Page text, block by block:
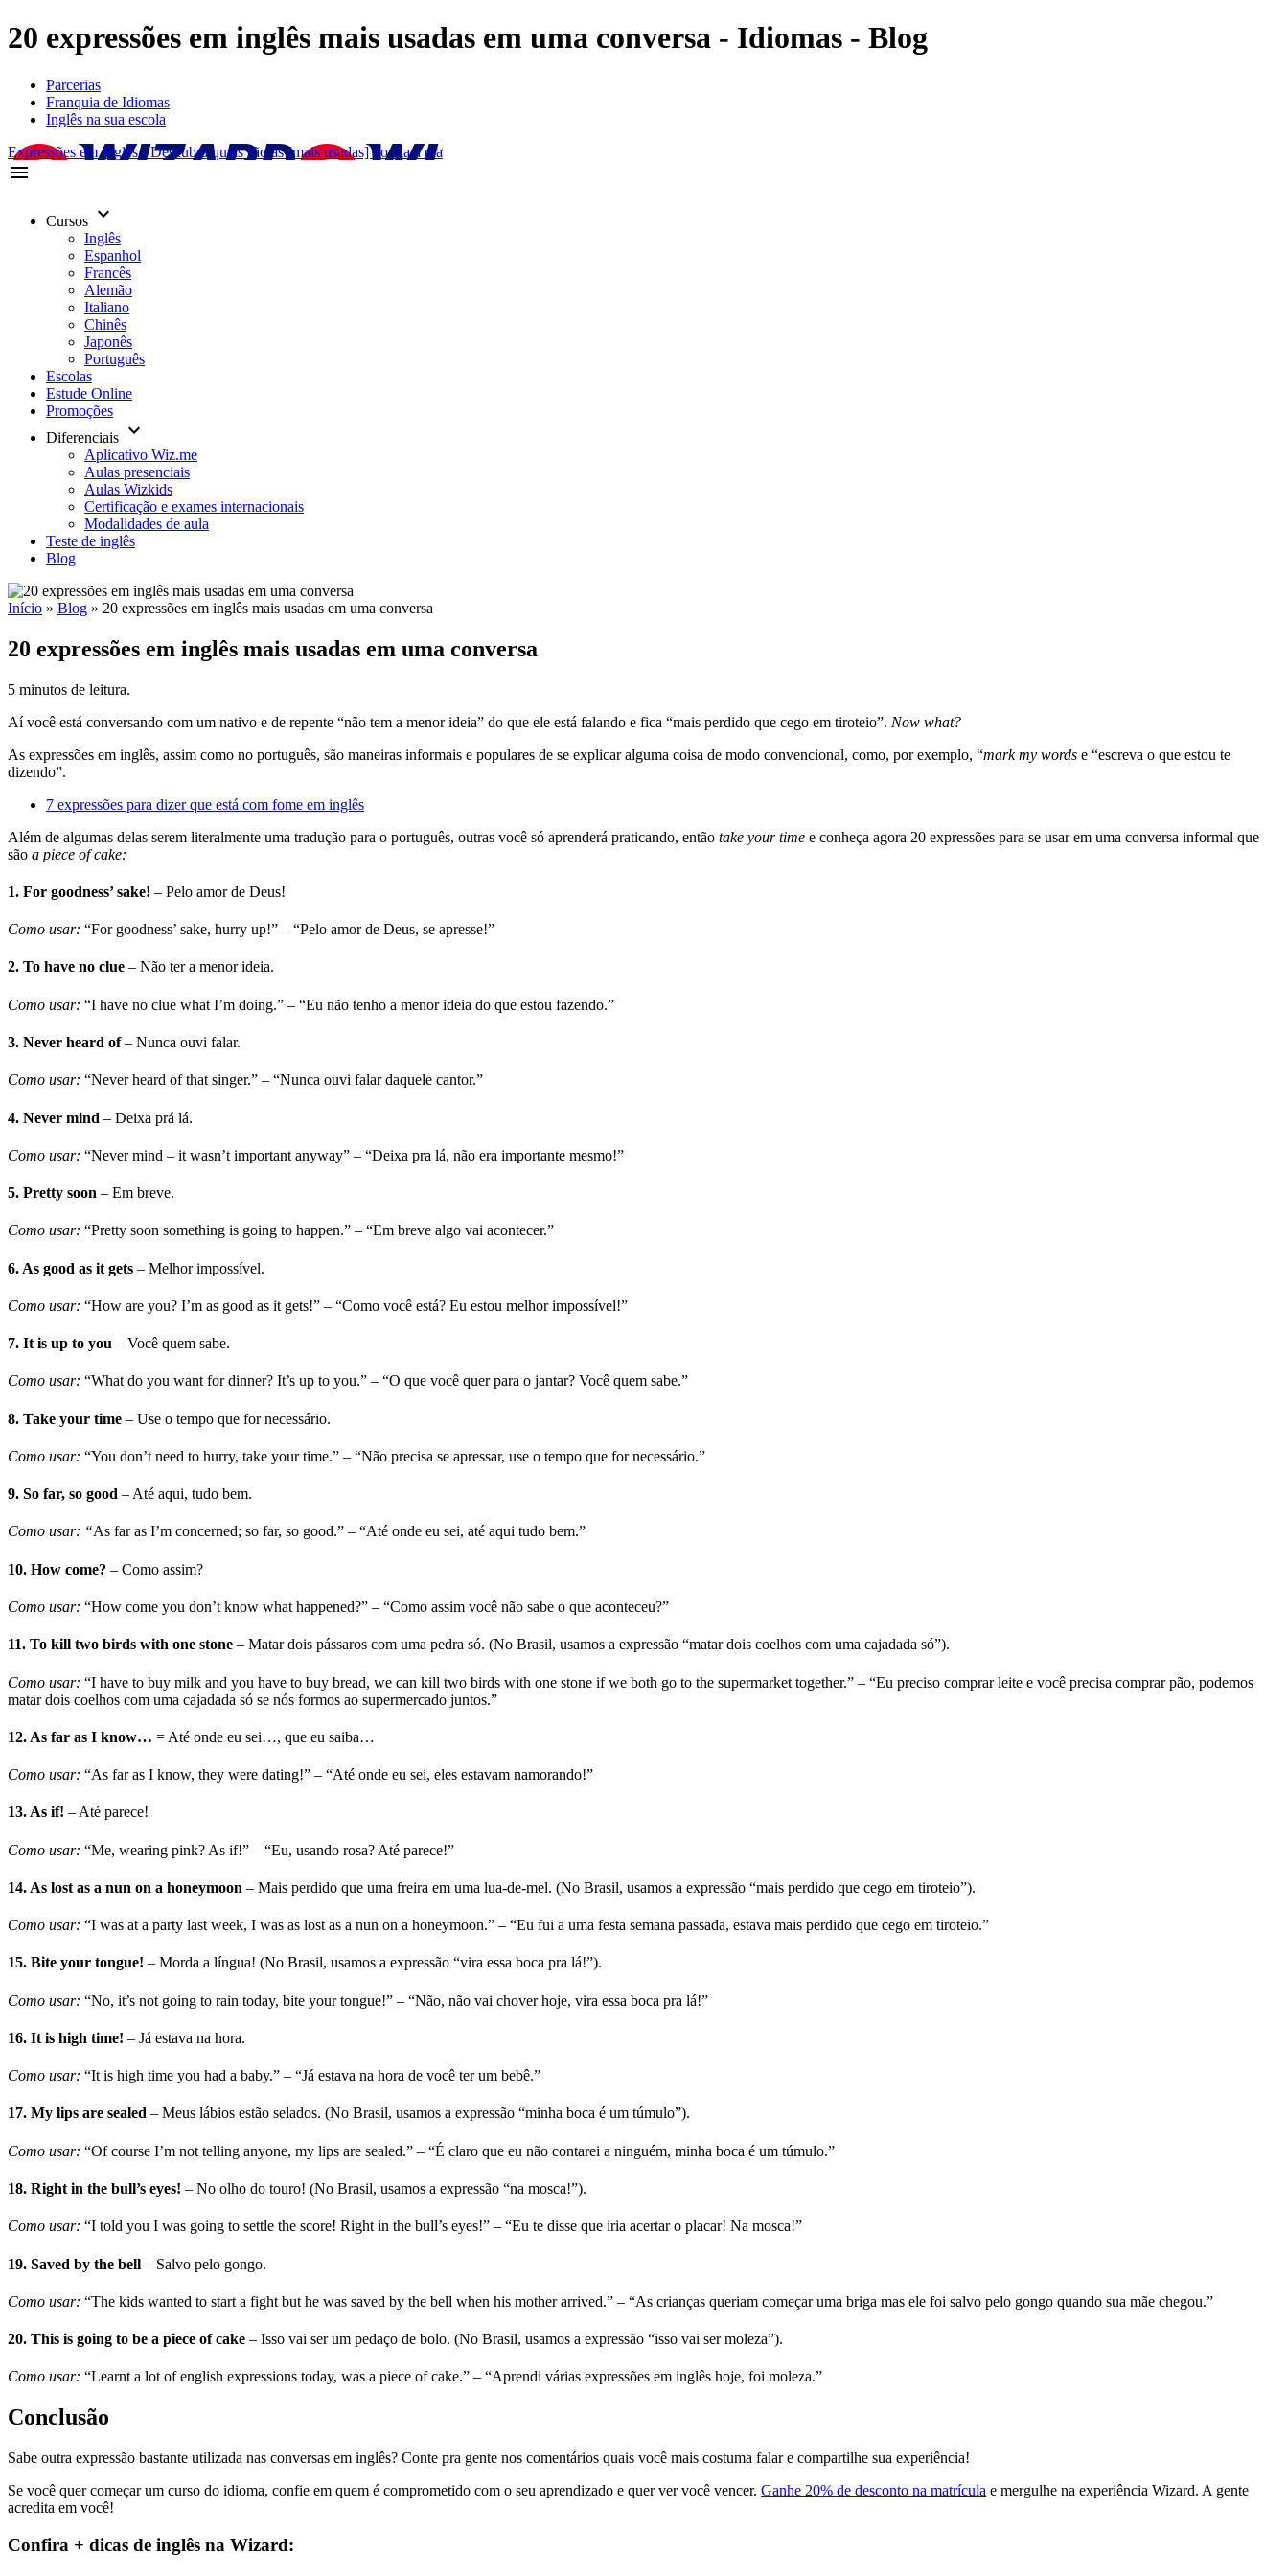
20 expressões em inglês mais usadas em uma conversa - Idiomas - Blog
Parcerias
Franquia de Idiomas
Inglês na sua escola
Expressões em Inglês - Descubra quais são as [mais usadas] no dia a dia
menu
Cursos keyboard_arrow_down
Inglês
Espanhol
Francês
Alemão
Italiano
Chinês
Japonês
Português
Escolas
Estude Online
Promoções
Diferenciais keyboard_arrow_down
Aplicativo Wiz.me
Aulas presenciais
Aulas Wizkids
Certificação e exames internacionais
Modalidades de aula
Teste de inglês
Blog
Início » Blog » 20 expressões em inglês mais usadas em uma conversa
20 expressões em inglês mais usadas em uma conversa
5 minutos de leitura.
Aí você está conversando com um nativo e de repente “não tem a menor ideia” do que ele está falando e fica “mais perdido que cego em tiroteio”. Now what?
As expressões em inglês, assim como no português, são maneiras informais e populares de se explicar alguma coisa de modo convencional, como, por exemplo, “mark my words e “escreva o que estou te
dizendo”.
7 expressões para dizer que está com fome em inglês
Além de algumas delas serem literalmente uma tradução para o português, outras você só aprenderá praticando, então take your time e conheça agora 20 expressões para se usar em uma conversa informal que
são a piece of cake:
1. For goodness’ sake! – Pelo amor de Deus!
Como usar: “For goodness’ sake, hurry up!” – “Pelo amor de Deus, se apresse!”
2. To have no clue – Não ter a menor ideia.
Como usar: “I have no clue what I’m doing.” – “Eu não tenho a menor ideia do que estou fazendo.”
3. Never heard of– Nunca ouvi falar.
Como usar: “Never heard of that singer.” – “Nunca ouvi falar daquele cantor.”
4. Never mind – Deixa prá lá.
Como usar: “Never mind – it wasn’t important anyway” – “Deixa pra lá, não era importante mesmo!”
5. Pretty soon – Em breve.
Como usar: “Pretty soon something is going to happen.” – “Em breve algo vai acontecer.”
6. As good as it gets – Melhor impossível.
Como usar: “How are you? I’m as good as it gets!” – “Como você está? Eu estou melhor impossível!”
7. It is up to you – Você quem sabe.
Como usar: “What do you want for dinner? It’s up to you.” – “O que você quer para o jantar? Você quem sabe.”
8. Take your time – Use o tempo que for necessário.
Como usar: “You don’t need to hurry, take your time.” – “Não precisa se apressar, use o tempo que for necessário.”
9. So far, so good – Até aqui, tudo bem.
Como usar: “As far as I’m concerned; so far, so good.” – “Até onde eu sei, até aqui tudo bem.”
10. How come? – Como assim?
Como usar: “How come you don’t know what happened?” – “Como assim você não sabe o que aconteceu?”
11. To kill two birds with one stone – Matar dois pássaros com uma pedra só. (No Brasil, usamos a expressão “matar dois coelhos com uma cajadada só”).
Como usar: “I have to buy milk and you have to buy bread, we can kill two birds with one stone if we both go to the supermarket together.” – “Eu preciso comprar leite e você precisa comprar pão, podemos
matar dois coelhos com uma cajadada só se nós formos ao supermercado juntos.”
12. As far as I know… = Até onde eu sei…, que eu saiba…
Como usar: “As far as I know, they were dating!” – “Até onde eu sei, eles estavam namorando!”
13. As if! – Até parece!
Como usar: “Me, wearing pink? As if!” – “Eu, usando rosa? Até parece!”
14. As lost as a nun on a honeymoon – Mais perdido que uma freira em uma lua-de-mel. (No Brasil, usamos a expressão “mais perdido que cego em tiroteio”).
Como usar: “I was at a party last week, I was as lost as a nun on a honeymoon.” – “Eu fui a uma festa semana passada, estava mais perdido que cego em tiroteio.”
15. Bite your tongue! – Morda a língua! (No Brasil, usamos a expressão “vira essa boca pra lá!”).
Como usar: “No, it’s not going to rain today, bite your tongue!” – “Não, não vai chover hoje, vira essa boca pra lá!”
16. It is high time! – Já estava na hora.
Como usar: “It is high time you had a baby.” – “Já estava na hora de você ter um bebê.”
17. My lips are sealed – Meus lábios estão selados. (No Brasil, usamos a expressão “minha boca é um túmulo”).
Como usar: “Of course I’m not telling anyone, my lips are sealed.” – “É claro que eu não contarei a ninguém, minha boca é um túmulo.”
18. Right in the bull’s eyes! – No olho do touro! (No Brasil, usamos a expressão “na mosca!”).
Como usar: “I told you I was going to settle the score! Right in the bull’s eyes!” – “Eu te disse que iria acertar o placar! Na mosca!”
19. Saved by the bell – Salvo pelo gongo.
Como usar: “The kids wanted to start a fight but he was saved by the bell when his mother arrived.” – “As crianças queriam começar uma briga mas ele foi salvo pelo gongo quando sua mãe chegou.”
20. This is going to be a piece of cake – Isso vai ser um pedaço de bolo. (No Brasil, usamos a expressão “isso vai ser moleza”).
Como usar: “Learnt a lot of english expressions today, was a piece of cake.” – “Aprendi várias expressões em inglês hoje, foi moleza.”
Conclusão
Sabe outra expressão bastante utilizada nas conversas em inglês? Conte pra gente nos comentários quais você mais costuma falar e compartilhe sua experiência!
Se você quer começar um curso do idioma, confie em quem é comprometido com o seu aprendizado e quer ver você vencer. Ganhe 20% de desconto na matrícula e mergulhe na experiência Wizard. A gente
acredita em você!
Confira + dicas de inglês na Wizard: